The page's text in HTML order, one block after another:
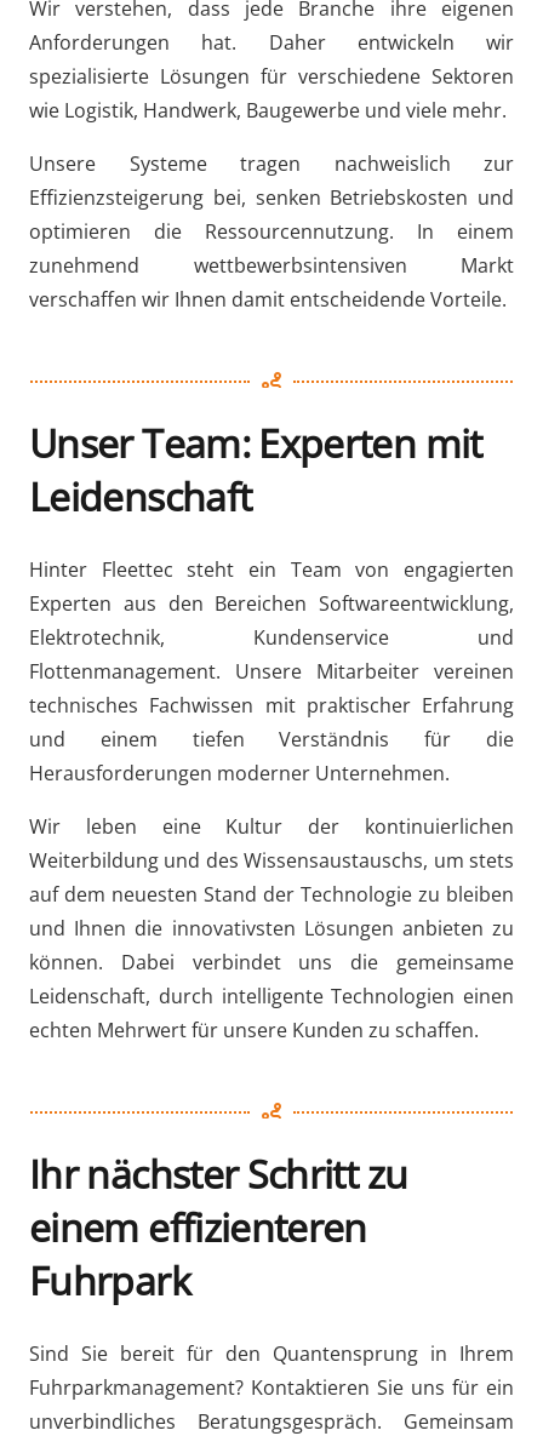
Wir verstehen, dass jede Branche ihre eigenen
Anforderungen hat. Daher entwickeln wir
spezialisierte Lösungen für verschiedene Sektoren
wie Logistik, Handwerk, Baugewerbe und viele mehr.
Unsere Systeme tragen nachweislich zur
Effizienzsteigerung bei, senken Betriebskosten und
optimieren die Ressourcennutzung. In einem
zunehmend wettbewerbsintensiven Markt
verschaffen wir Ihnen damit entscheidende Vorteile.
Unser Team: Experten mit
Leidenschaft
Hinter Fleettec steht ein Team von engagierten
Experten aus den Bereichen Softwareentwicklung,
Elektrotechnik, Kundenservice und
Flottenmanagement. Unsere Mitarbeiter vereinen
technisches Fachwissen mit praktischer Erfahrung
und einem tiefen Verständnis für die
Herausforderungen moderner Unternehmen.
Wir leben eine Kultur der kontinuierlichen
Weiterbildung und des Wissensaustauschs, um stets
auf dem neuesten Stand der Technologie zu bleiben
und Ihnen die innovativsten Lösungen anbieten zu
können. Dabei verbindet uns die gemeinsame
Leidenschaft, durch intelligente Technologien einen
echten Mehrwert für unsere Kunden zu schaffen.
Ihr nächster Schritt zu
einem effizienteren
Fuhrpark
Sind Sie bereit für den Quantensprung in Ihrem
Fuhrparkmanagement? Kontaktieren Sie uns für ein
unverbindliches Beratungsgespräch. Gemeinsam